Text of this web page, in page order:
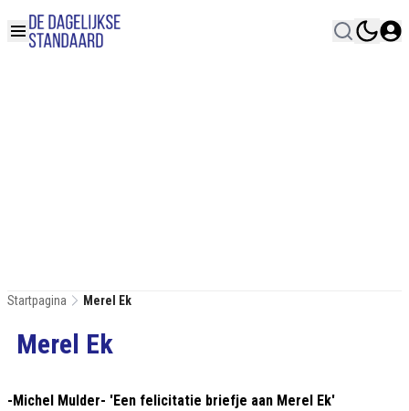
Startpagina Merel Ek
Merel Ek
-Michel Mulder- 'Een felicitatie briefje aan Merel Ek'